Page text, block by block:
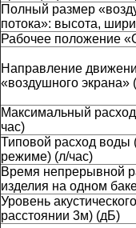
Полный размер
потока»: высота,
Рабочее положение
Направление
«воздушного экрана»
Максимальный
час)
Типовой расход воды
режиме) (л/час)
Время непрерывной
изделия на одном
Уровень
расстоянии 3м) (дБ)